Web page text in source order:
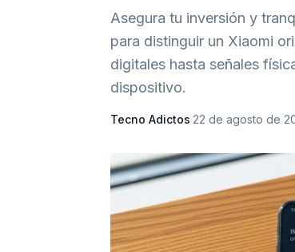
Asegura tu inversión y
para distinguir un Xiaomi
digitales hasta señales
dispositivo.
Tecno Adictos·22 de agosto de